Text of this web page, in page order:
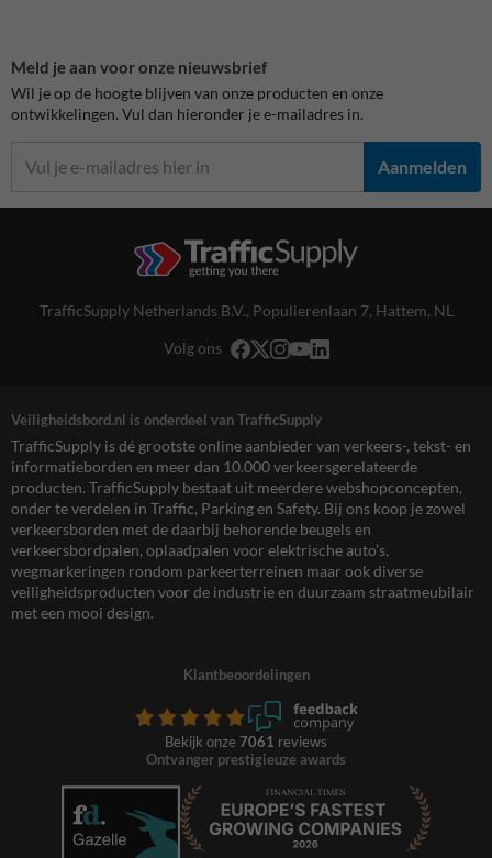
Meld je aan voor onze nieuwsbrief
Wil je op de hoogte blijven van onze producten en onze
ontwikkelingen. Vul dan hieronder je e-mailadres in.
Aanmelden
TrafficSupply Netherlands B.V., Populierenlaan 7, Hattem, NL
Volg ons
Veiligheidsbord.nl is onderdeel van TrafficSupply
TrafficSupply is dé grootste online aanbieder van verkeers-, tekst- en
informatieborden en meer dan 10.000 verkeersgerelateerde
producten. TrafficSupply bestaat uit meerdere webshopconcepten,
onder te verdelen in Traffic, Parking en Safety. Bij ons koop je zowel
verkeersborden met de daarbij behorende beugels en
verkeersbordpalen, oplaadpalen voor elektrische auto’s,
wegmarkeringen rondom parkeerterreinen maar ook diverse
veiligheidsproducten voor de industrie en duurzaam straatmeubilair
met een mooi design.
Klantbeoordelingen
Bekijk onze 7061 reviews
Ontvanger prestigieuze awards